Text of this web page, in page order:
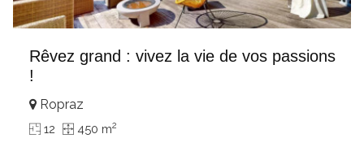
Rêvez grand : vivez la vie de vos passions
!
Ropraz
12 450 m2